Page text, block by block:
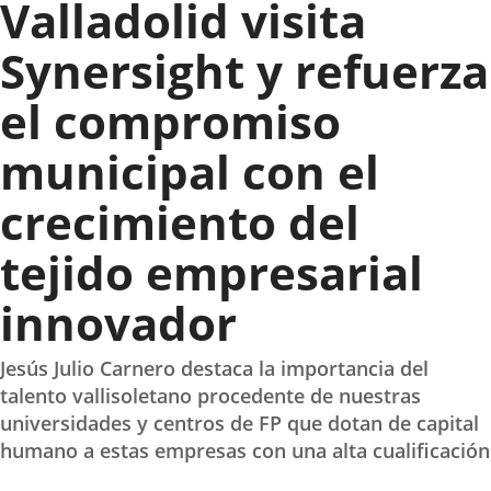
Valladolid visita
Synersight y refuerza
el compromiso
municipal con el
crecimiento del
tejido empresarial
innovador
Jesús Julio Carnero destaca la importancia del
talento vallisoletano procedente de nuestras
universidades y centros de FP que dotan de capital
humano a estas empresas con una alta cualificación